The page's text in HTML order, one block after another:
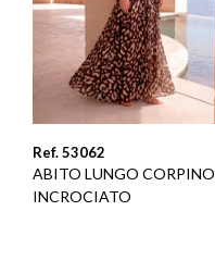
Ref. 53062
ABITO LUNGO CORPINO
INCROCIATO